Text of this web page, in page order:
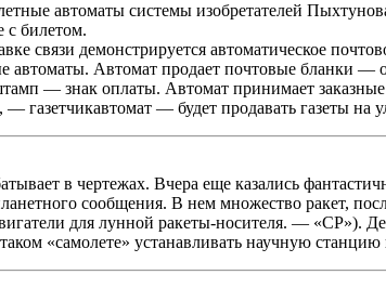
автоматы системы изобретателей
с билетом.
связи демонстрируется автоматическое
Автомат продает почтовые бланки —
— знак оплаты. Автомат принимает
газетчикавтомат — будет продавать газеты на
в чертежах. Вчера еще казались
сообщения. В нем множество ракет,
для лунной ракеты-носителя. — «СР»).
«самолете» устанавливать научную